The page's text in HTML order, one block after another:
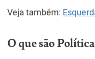
Veja também:
O que são